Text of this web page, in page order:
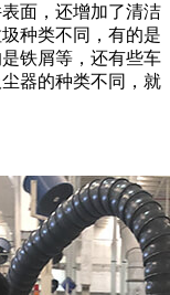
面，还增加了清洁
种类不同，有的是
铁屑等，还有些车
器的种类不同，就